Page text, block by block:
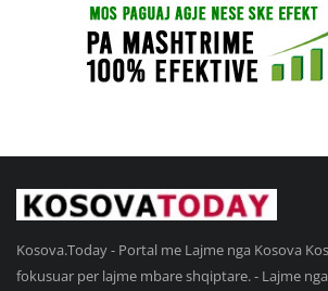
Kosova.Today - Portal me Lajme nga Kosova
fokusuar per lajme mbare shqiptare. - Lajme